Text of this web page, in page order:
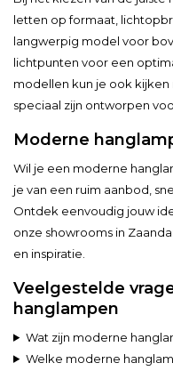
letten op formaat,
langwerpig model voor
lichtpunten voor een
modellen kun je ook kijken
speciaal zijn ontworpen
Moderne
Wil je een moderne
je van een ruim aanbod,
Ontdek eenvoudig jouw
onze showrooms in
en inspiratie.
Veelgestelde
hanglampen
Wat zijn moderne
Welke moderne